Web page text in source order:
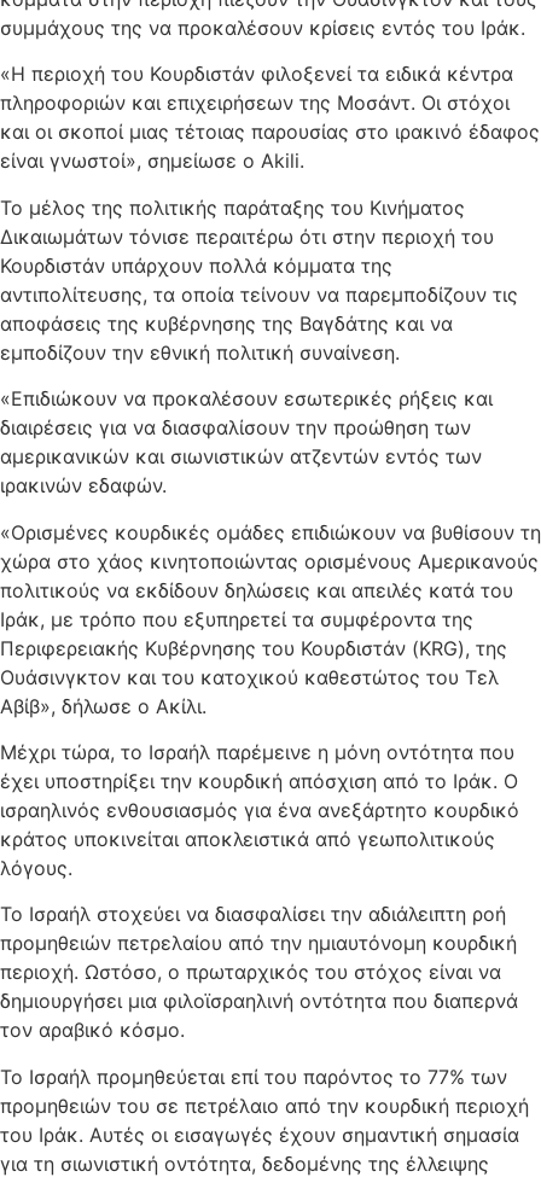
συμμάχους της να προκαλέσουν κρίσεις εντός του Ιράκ.
«Η περιοχή του Κουρδιστάν φιλοξενεί τα ειδικά κέντρα
πληροφοριών και επιχειρήσεων της Μοσάντ. Οι στόχοι
και οι σκοποί μιας τέτοιας παρουσίας στο ιρακινό έδαφος
είναι γνωστοί», σημείωσε ο Akili.
Το μέλος της πολιτικής παράταξης του Κινήματος
Δικαιωμάτων τόνισε περαιτέρω ότι στην περιοχή του
Κουρδιστάν υπάρχουν πολλά κόμματα της
αντιπολίτευσης, τα οποία τείνουν να παρεμποδίζουν τις
αποφάσεις της κυβέρνησης της Βαγδάτης και να
εμποδίζουν την εθνική πολιτική συναίνεση.
«Επιδιώκουν να προκαλέσουν εσωτερικές ρήξεις και
διαιρέσεις για να διασφαλίσουν την προώθηση των
αμερικανικών και σιωνιστικών ατζεντών εντός των
ιρακινών εδαφών.
«Ορισμένες κουρδικές ομάδες επιδιώκουν να βυθίσουν τη
χώρα στο χάος κινητοποιώντας ορισμένους Αμερικανούς
πολιτικούς να εκδίδουν δηλώσεις και απειλές κατά του
Ιράκ, με τρόπο που εξυπηρετεί τα συμφέροντα της
Περιφερειακής Κυβέρνησης του Κουρδιστάν (KRG), της
Ουάσινγκτον και του κατοχικού καθεστώτος του Τελ
Αβίβ», δήλωσε ο Ακίλι.
Μέχρι τώρα, το Ισραήλ παρέμεινε η μόνη οντότητα που
έχει υποστηρίξει την κουρδική απόσχιση από το Ιράκ. Ο
ισραηλινός ενθουσιασμός για ένα ανεξάρτητο κουρδικό
κράτος υποκινείται αποκλειστικά από γεωπολιτικούς
λόγους.
Το Ισραήλ στοχεύει να διασφαλίσει την αδιάλειπτη ροή
προμηθειών πετρελαίου από την ημιαυτόνομη κουρδική
περιοχή. Ωστόσο, ο πρωταρχικός του στόχος είναι να
δημιουργήσει μια φιλοϊσραηλινή οντότητα που διαπερνά
τον αραβικό κόσμο.
Το Ισραήλ προμηθεύεται επί του παρόντος το 77% των
προμηθειών του σε πετρέλαιο από την κουρδική περιοχή
του Ιράκ. Αυτές οι εισαγωγές έχουν σημαντική σημασία
για τη σιωνιστική οντότητα, δεδομένης της έλλειψης